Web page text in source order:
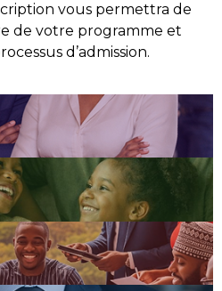
vous permettra de
de votre programme et
d’admission.